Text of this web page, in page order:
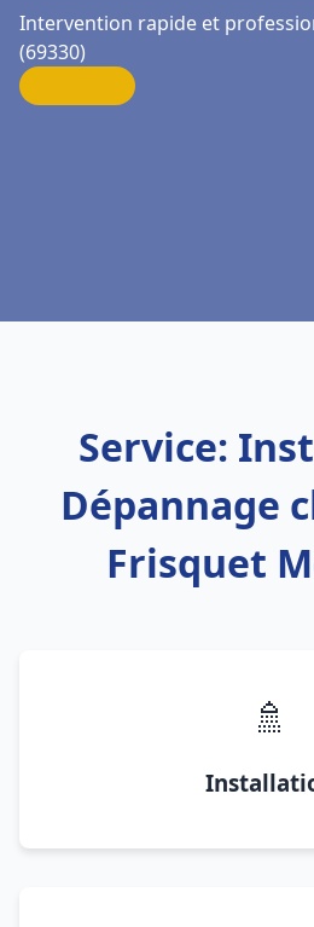
Intervention rapide et
(69330)
Service:
Dépannage
Frisquet
🚿